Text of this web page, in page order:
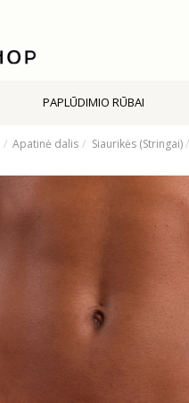
PAPLŪDIMIO RŪBAI
Apatinė dalis Siaurikės (Stringai)